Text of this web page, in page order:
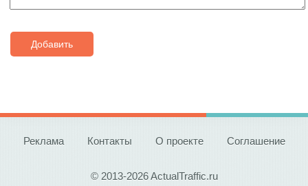
Добавить
Реклама Контакты О проекте Соглашение
© 2013-2026 ActualTraffic.ru